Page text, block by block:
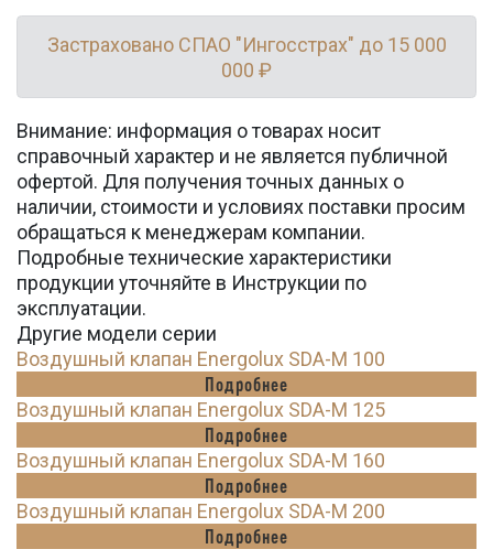
Застраховано СПАО "Ингосстрах" до 15 000
000 ₽
Внимание: информация о товарах носит
справочный характер и не является публичной
офертой. Для получения точных данных о
наличии, стоимости и условиях поставки просим
обращаться к менеджерам компании.
Подробные технические характеристики
продукции уточняйте в Инструкции по
эксплуатации.
Другие модели серии
Воздушный клапан Energolux SDA-M 100
Подробнее
Воздушный клапан Energolux SDA-M 125
Подробнее
Воздушный клапан Energolux SDA-M 160
Подробнее
Воздушный клапан Energolux SDA-M 200
Подробнее